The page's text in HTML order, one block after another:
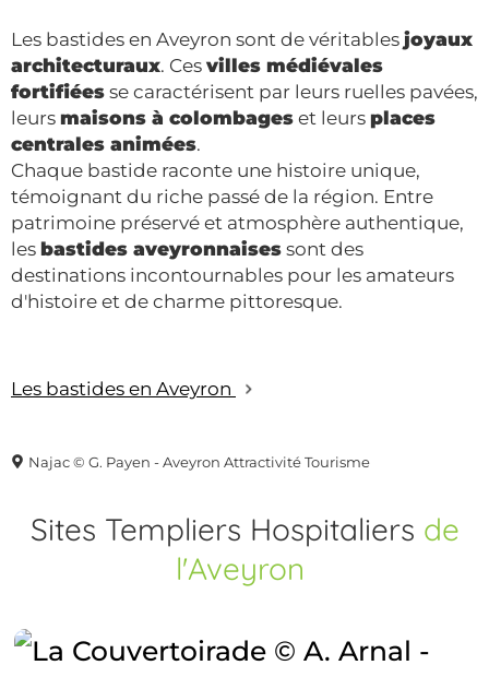
Najac © G. Payen - Aveyron Attractivité Tourisme
Les bastides en Aveyron sont de véritables joyaux
architecturaux. Ces villes médiévales
fortifiées se caractérisent par leurs ruelles pavées,
leurs maisons à colombages et leurs places
centrales animées.
Chaque bastide raconte une histoire unique,
témoignant du riche passé de la région. Entre
patrimoine préservé et atmosphère authentique,
les bastides aveyronnaises sont des
destinations incontournables pour les amateurs
d'histoire et de charme pittoresque.
Les bastides en Aveyron
Sites Templiers Hospitaliers de
l'Aveyron